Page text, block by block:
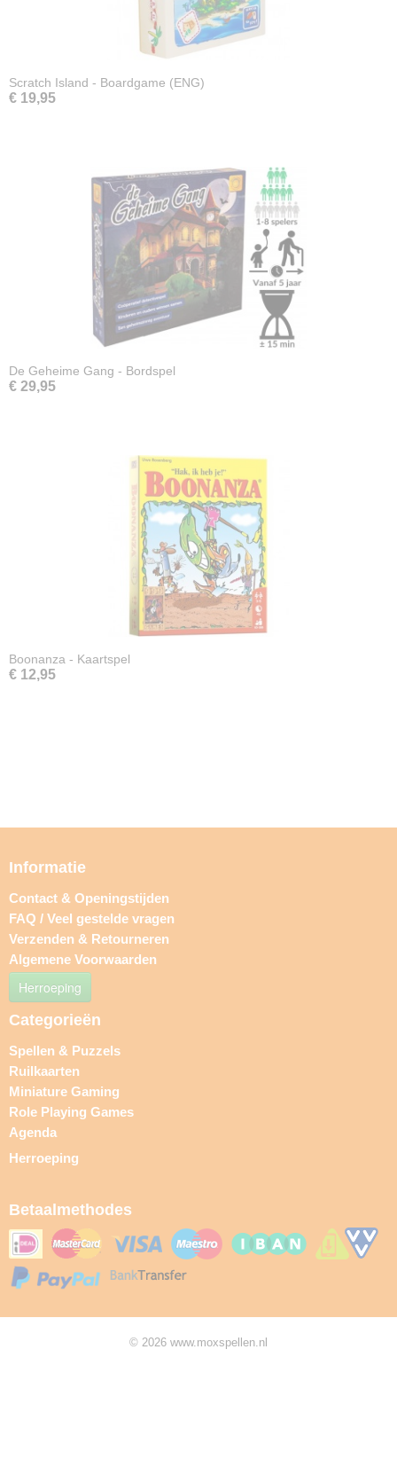
Scratch Island - Boardgame (ENG)
€ 19,95
De Geheime Gang - Bordspel
€ 29,95
Boonanza - Kaartspel
€ 12,95
Informatie
Contact & Openingstijden
FAQ / Veel gestelde vragen
Verzenden & Retourneren
Algemene Voorwaarden
Herroeping
Categorieën
Spellen & Puzzels
Ruilkaarten
Miniature Gaming
Role Playing Games
Agenda
Herroeping
Betaalmethodes
© 2026 www.moxspellen.nl